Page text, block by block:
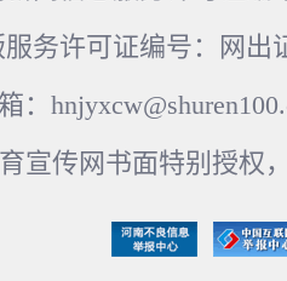
服务许可证编号：网出
：
宣传网书面特别授权